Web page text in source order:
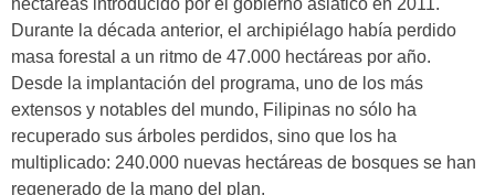
Durante la década anterior, el archipiélago había perdido
masa forestal a un ritmo de 47.000 hectáreas por año.
Desde la implantación del programa, uno de los más
extensos y notables del mundo, Filipinas no sólo ha
recuperado sus árboles perdidos, sino que los ha
multiplicado: 240.000 nuevas hectáreas de bosques se han
regenerado de la mano del plan.